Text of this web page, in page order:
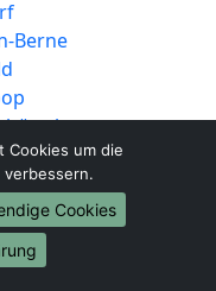
Berne
Mellingstedt
Cookies um die
Cookies